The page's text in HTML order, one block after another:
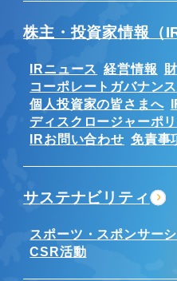
株主・投資家情報（
IRニュース 経営情報
コーポレートガバナンス
個人投資家の皆さまへ
ディスクロージャーポ
IRお問い合わせ 免責事
サステナビリティ
スポーツ・スポンサー
CSR活動